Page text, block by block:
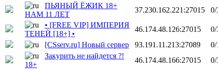
ПЬЯНЫЙ ЁЖИК 18+
НАМ 11 ЛЕТ
37.230.162.221:27015
0/
• [FREE VIP] ИМПЕРИЯ
ТЕНЕЙ [18+] •
46.174.48.126:27015
0/
[CSserv.ru] Новый сервер
93.191.11.213:27089
0/
Закурить не найдется ?!
18+
46.174.48.166:27015
0/